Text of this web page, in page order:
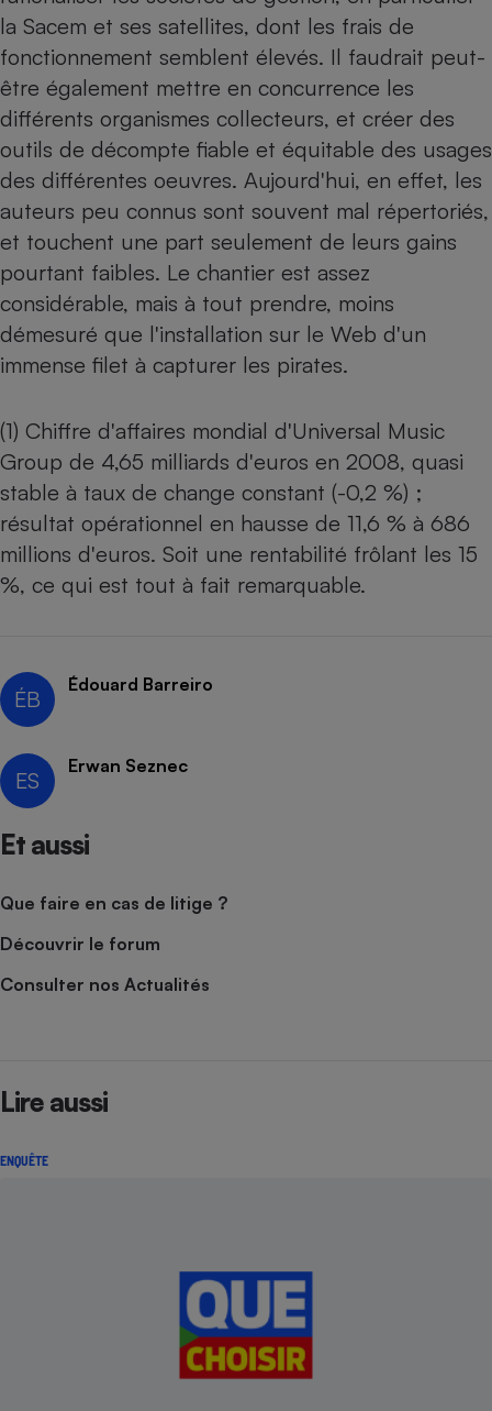
la Sacem et ses satellites, dont les frais de
fonctionnement semblent élevés. Il faudrait peut-
être également mettre en concurrence les
différents organismes collecteurs, et créer des
outils de décompte fiable et équitable des usages
des différentes oeuvres. Aujourd'hui, en effet, les
auteurs peu connus sont souvent mal répertoriés,
et touchent une part seulement de leurs gains
pourtant faibles. Le chantier est assez
considérable, mais à tout prendre, moins
démesuré que l'installation sur le Web d'un
immense filet à capturer les pirates.
(1) Chiffre d'affaires mondial d'Universal Music
Group de 4,65 milliards d'euros en 2008, quasi
stable à taux de change constant (-0,2 %) ;
résultat opérationnel en hausse de 11,6 % à 686
millions d'euros. Soit une rentabilité frôlant les 15
%, ce qui est tout à fait remarquable.
ÉB
Édouard Barreiro
ES
Erwan Seznec
Et aussi
Que faire en cas de litige ?
Découvrir le forum
Consulter nos Actualités
Lire aussi
ENQUÊTE